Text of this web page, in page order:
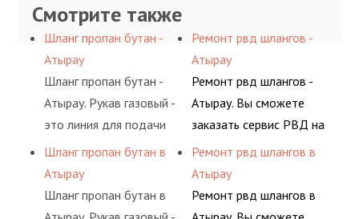
Смотрите также
Шланг пропан бутан -
Атырау
Шланг пропан бутан -
Атырау. Рукав газовый -
это линия для подачи
сжатого воздуха и
различных типов
сжиженного газа
(кислород, аргон, метан,
Шланг пропан бутан в
Атырау
Шланг пропан бутан в
Ремонт рвд шлангов -
Атырау
Ремонт рвд шлангов -
Атырау. Вы сможете
заказать сервис РВД на
разовой основе либо на
условиях
долговременного
комплексного
Ремонт рвд шлангов в
Атырау
Ремонт рвд шлангов в